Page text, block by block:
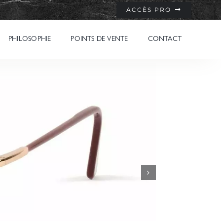
ACCÈS PRO
PHILOSOPHIE POINTS DE VENTE CONTACT